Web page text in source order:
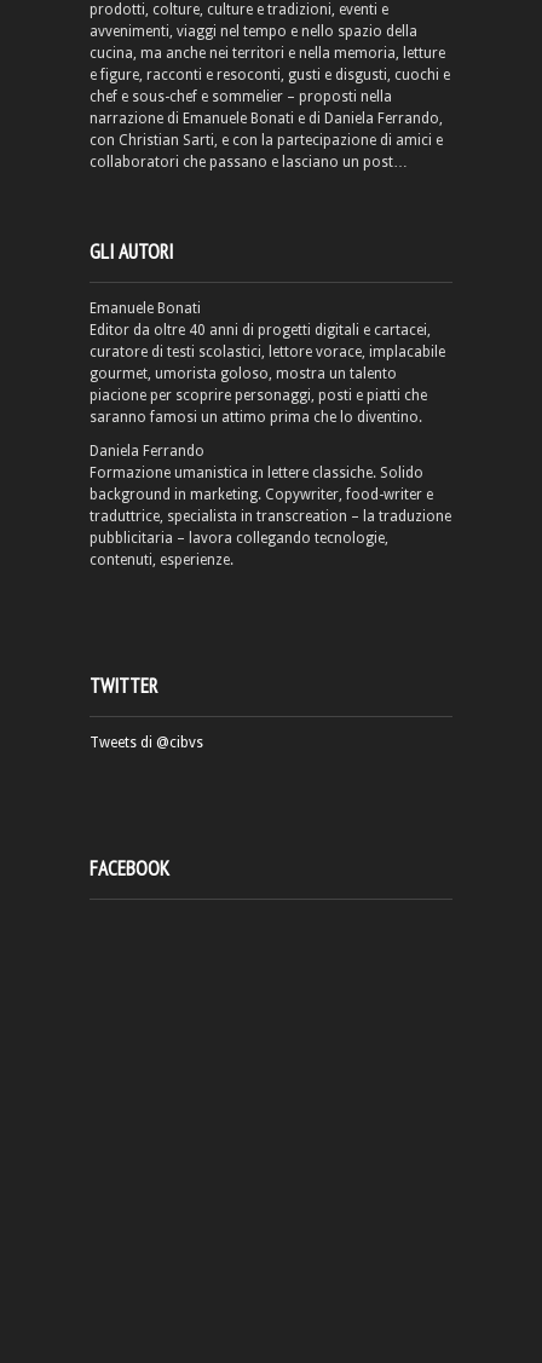
prodotti, colture, culture e tradizioni, eventi e
avvenimenti, viaggi nel tempo e nello spazio della
cucina, ma anche nei territori e nella memoria, letture
e figure, racconti e resoconti, gusti e disgusti, cuochi e
chef e sous-chef e sommelier – proposti nella
narrazione di Emanuele Bonati e di Daniela Ferrando,
con Christian Sarti, e con la partecipazione di amici e
collaboratori che passano e lasciano un post…
GLI AUTORI
Emanuele Bonati
Editor da oltre 40 anni di progetti digitali e cartacei,
curatore di testi scolastici, lettore vorace, implacabile
gourmet, umorista goloso, mostra un talento
piacione per scoprire personaggi, posti e piatti che
saranno famosi un attimo prima che lo diventino.
Daniela Ferrando
Formazione umanistica in lettere classiche. Solido
background in marketing. Copywriter, food-writer e
traduttrice, specialista in transcreation – la traduzione
pubblicitaria – lavora collegando tecnologie,
contenuti, esperienze.
TWITTER
Tweets di @cibvs
FACEBOOK